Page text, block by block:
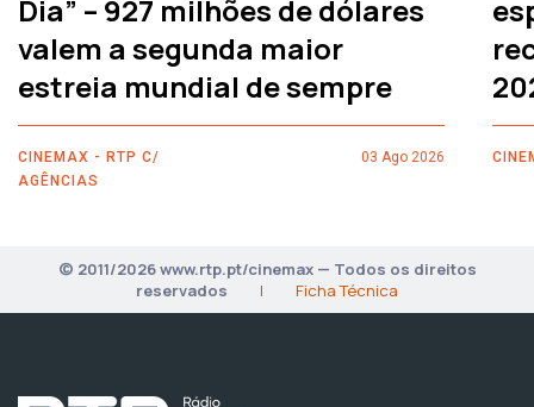
Dia” – 927 milhões de dólares
valem a segunda maior
estreia mundial de sempre
CINEMAX - RTP C/
AGÊNCIAS
03 Ago 2026
© 2011/2026 www.rtp.pt/cinemax — Todos os direitos
reservados
| Ficha Técnica